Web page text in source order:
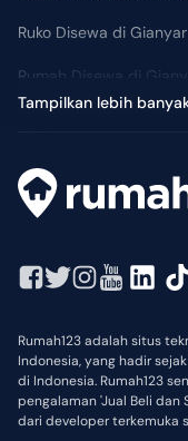
Ruko Disewa di Gianyar
Rumah Disewa di
Harga Tengah: Rp 75 Juta
Tampilkan lebih
Rumah123 adalah situs
Indonesia, yang hadir
di Indonesia. Rumah123
pengalaman 'Jual Beli dan
dari developer terkemuka